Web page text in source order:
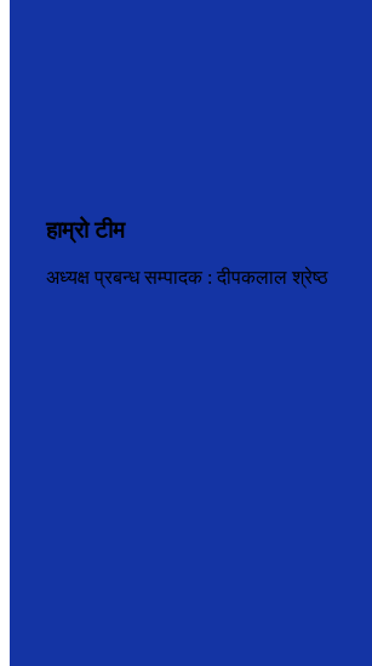
हाम्रो टीम
अध्यक्ष प्रबन्ध सम्पादक : दीपकलाल श्रेष्ठ